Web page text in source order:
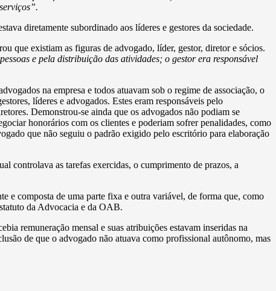
diretamente subordinado aos líderes e gestores da sociedade.
que existiam as figuras de advogado, líder, gestor, diretor e sócios.
e pela distribuição das atividades; o gestor era responsável
na empresa e todos atuavam sob o regime de associação, o
líderes e advogados. Estes eram responsáveis pelo
Demonstrou-se ainda que os advogados não podiam se
honorários com os clientes e poderiam sofrer penalidades, como
que não seguiu o padrão exigido pelo escritório para elaboração
controlava as tarefas exercidas, o cumprimento de prazos, a
e composta de uma parte fixa e outra variável, de forma que, como
da Advocacia e da OAB.
remuneração mensal e suas atribuições estavam inseridas na
de que o advogado não atuava como profissional autônomo, mas